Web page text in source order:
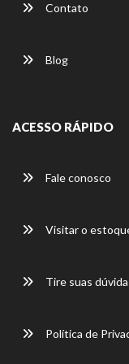
Contato
Blog
ACESSO RÁPIDO
Fale conosco
Visitar o
Tire suas
Política de